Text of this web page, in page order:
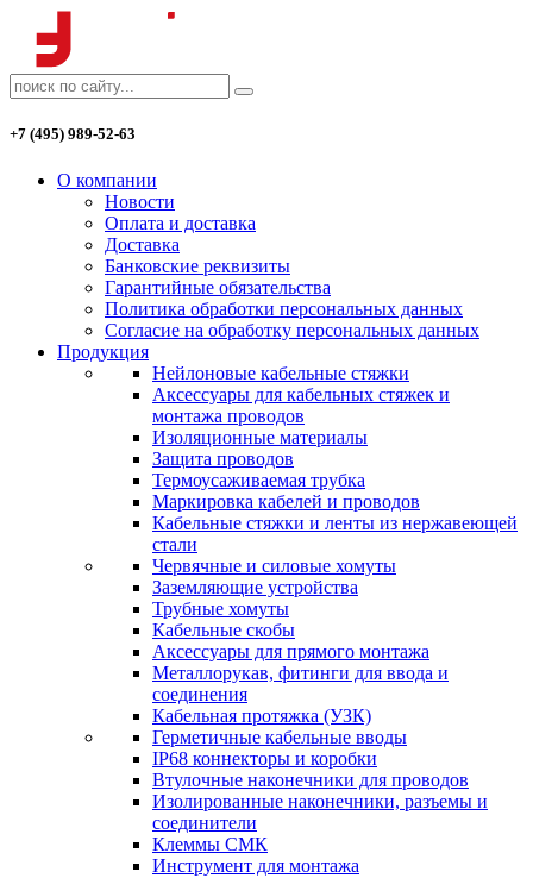
+7 (495) 989-52-63
О компании
Новости
Оплата и доставка
Доставка
Банковские реквизиты
Гарантийные обязательства
Политика обработки персональных данных
Согласие на обработку персональных данных
Продукция
Нейлоновые кабельные стяжки
Аксессуары для кабельных стяжек и
монтажа проводов
Изоляционные материалы
Защита проводов
Термоусаживаемая трубка
Маркировка кабелей и проводов
Кабельные стяжки и ленты из нержавеющей
стали
Червячные и силовые хомуты
Заземляющие устройства
Трубные хомуты
Кабельные скобы
Аксессуары для прямого монтажа
Металлорукав, фитинги для ввода и
соединения
Кабельная протяжка (УЗК)
Герметичные кабельные вводы
IP68 коннекторы и коробки
Втулочные наконечники для проводов
Изолированные наконечники, разъемы и
соединители
Клеммы СМК
Инструмент для монтажа